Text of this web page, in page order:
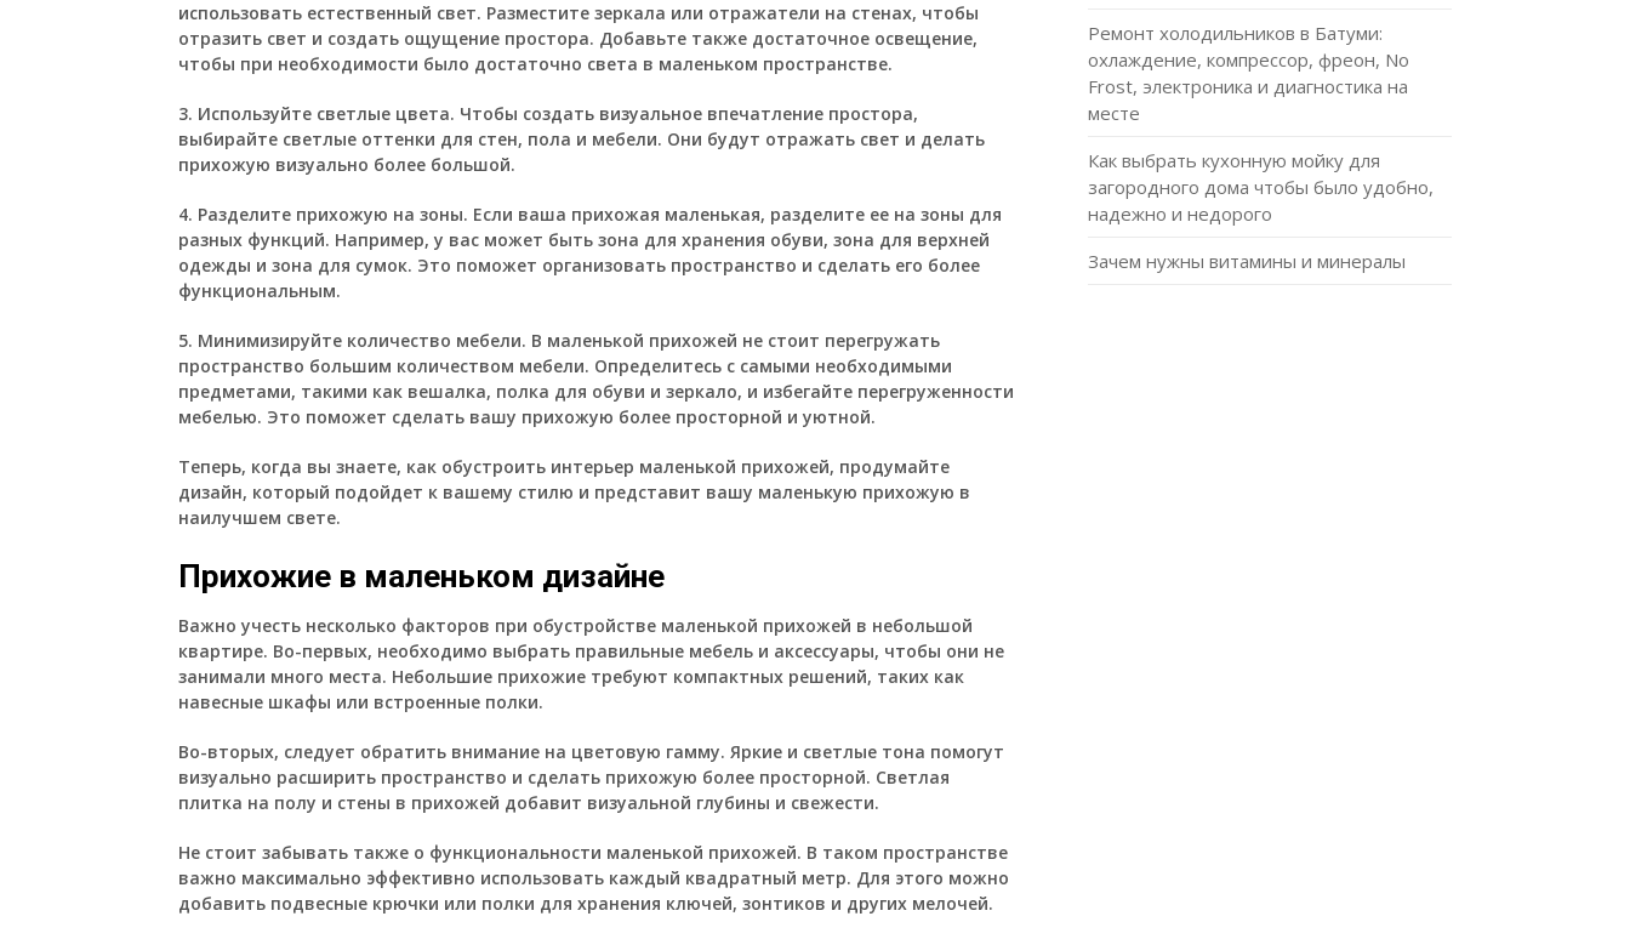
использовать естественный свет. Разместите зеркала или отражатели на стенах, чтобы
отразить свет и создать ощущение простора. Добавьте также достаточное освещение,
чтобы при необходимости было достаточно света в маленьком пространстве.
3. Используйте светлые цвета. Чтобы создать визуальное впечатление простора,
выбирайте светлые оттенки для стен, пола и мебели. Они будут отражать свет и делать
прихожую визуально более большой.
4. Разделите прихожую на зоны. Если ваша прихожая маленькая, разделите ее на зоны для
разных функций. Например, у вас может быть зона для хранения обуви, зона для верхней
одежды и зона для сумок. Это поможет организовать пространство и сделать его более
функциональным.
5. Минимизируйте количество мебели. В маленькой прихожей не стоит перегружать
пространство большим количеством мебели. Определитесь с самыми необходимыми
предметами, такими как вешалка, полка для обуви и зеркало, и избегайте перегруженности
мебелью. Это поможет сделать вашу прихожую более просторной и уютной.
Теперь, когда вы знаете, как обустроить интерьер маленькой прихожей, продумайте
дизайн, который подойдет к вашему стилю и представит вашу маленькую прихожую в
наилучшем свете.
Прихожие в маленьком дизайне
Важно учесть несколько факторов при обустройстве маленькой прихожей в небольшой
квартире. Во-первых, необходимо выбрать правильные мебель и аксессуары, чтобы они не
занимали много места. Небольшие прихожие требуют компактных решений, таких как
навесные шкафы или встроенные полки.
Во-вторых, следует обратить внимание на цветовую гамму. Яркие и светлые тона помогут
визуально расширить пространство и сделать прихожую более просторной. Светлая
плитка на полу и стены в прихожей добавит визуальной глубины и свежести.
Не стоит забывать также о функциональности маленькой прихожей. В таком пространстве
важно максимально эффективно использовать каждый квадратный метр. Для этого можно
добавить подвесные крючки или полки для хранения ключей, зонтиков и других мелочей.
Ремонт холодильников в Батуми:
охлаждение, компрессор, фреон, No
Frost, электроника и диагностика на
месте
Как выбрать кухонную мойку для
загородного дома чтобы было удобно,
надежно и недорого
Зачем нужны витамины и минералы